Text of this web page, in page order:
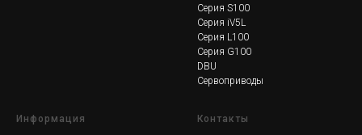
Серия S100
Серия iV5L
Серия L100
Серия G100
DBU
Сервоприводы
Информация Контакты